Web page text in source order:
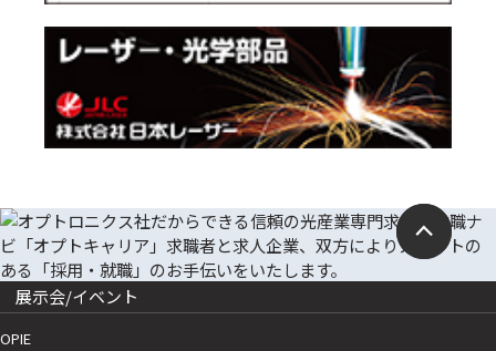
展示会/イベント
OPIE